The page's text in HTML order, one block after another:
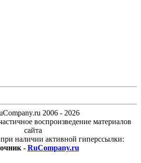
2006 - 2026
воспроизведение материалов
сайта
наличии активной гиперссылки:
- RuCompany.ru